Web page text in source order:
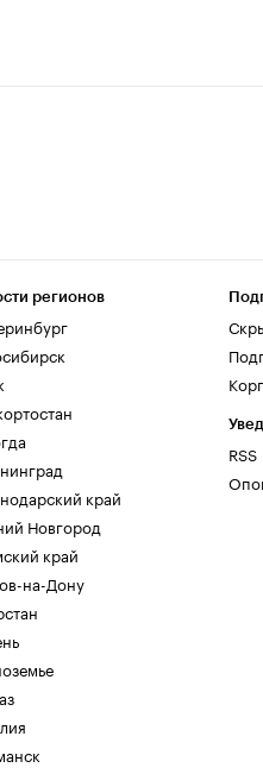
регионов
край
Новгород
край
на-Дону
RSS